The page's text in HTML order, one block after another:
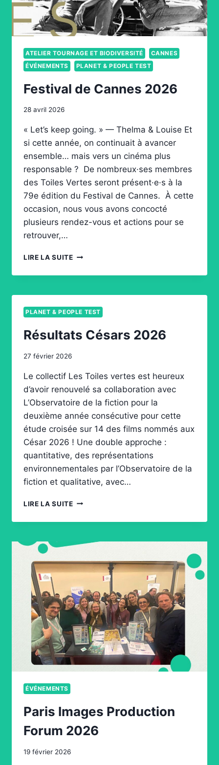
ATELIER TOURNAGE ET BIODIVERSITÉ
CANNES
ÉVÉNEMENTS
PLANET & PEOPLE TEST
Festival de Cannes 2026
28 avril 2026
« Let’s keep going. » — Thelma & Louise Et
si cette année, on continuait à avancer
ensemble… mais vers un cinéma plus
responsable ? De nombreux·ses membres
des Toiles Vertes seront présent·e·s à la
79e édition du Festival de Cannes. À cette
occasion, nous vous avons concocté
plusieurs rendez-vous et actions pour se
retrouver,…
LIRE LA SUITE FESTIVAL
CANNES
PLANET & PEOPLE TEST
Résultats Césars 2026
27 février 2026
Le collectif Les Toiles vertes est heureux
d’avoir renouvelé sa collaboration avec
L’Observatoire de la fiction pour la
deuxième année consécutive pour cette
étude croisée sur 14 des films nommés aux
César 2026 ! Une double approche :
quantitative, des représentations
environnementales par l’Observatoire de la
fiction et qualitative, avec…
LIRE LA SUITE RÉSULTATS
2026
ÉVÉNEMENTS
Paris Images Production
Forum 2026
19 février 2026